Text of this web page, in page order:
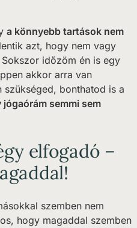
a könnyebb tartások nem
azt, hogy nem vagy
időzöm én is egy
akkor arra van
szükséged, bonthatod is a
jógaórám semmi sem
elfogadó –
szemben nem
hogy magaddal szemben